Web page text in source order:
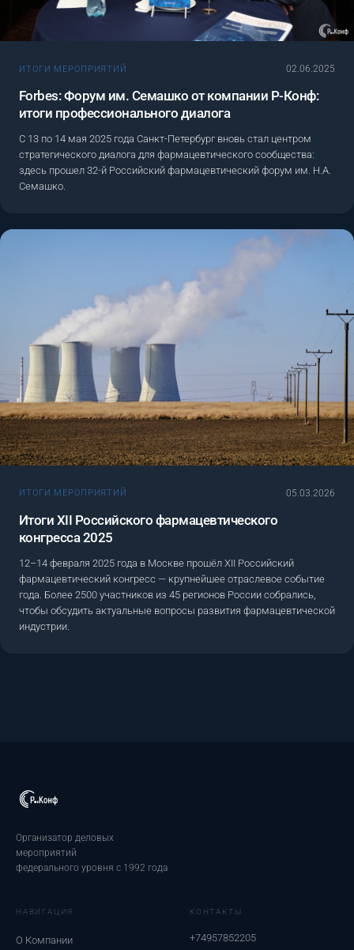
ИТОГИ МЕРОПРИЯТИЙ 02.06.2025
Forbes: Форум им. Семашко от компании Р-Конф:
итоги профессионального диалога
С 13 по 14 мая 2025 года Санкт-Петербург вновь стал центром
стратегического диалога для фармацевтического сообщества:
здесь прошел 32-й Российский фармацевтический форум им. Н.А.
Семашко.
ИТОГИ МЕРОПРИЯТИЙ 05.03.2026
Итоги XII Российского фармацевтического
конгресса 2025
12–14 февраля 2025 года в Москве прошёл XII Российский
фармацевтический конгресс — крупнейшее отраслевое событие
года. Более 2500 участников из 45 регионов России собрались,
чтобы обсудить актуальные вопросы развития фармацевтической
индустрии.
Организатор деловых
мероприятий
федерального уровня с 1992 года
НАВИГАЦИЯ
О Компании
КОНТАКТЫ
+74957852205